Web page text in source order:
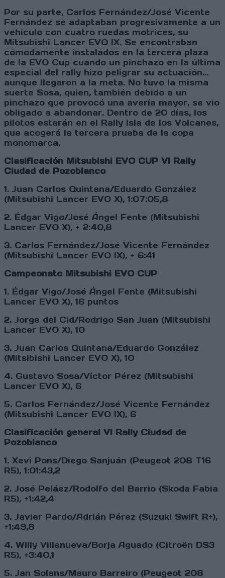
Por su parte, Carlos Fernández/José Vicente
Fernández se adaptaban progresivamente a un
vehículo con cuatro ruedas motrices, su
Mitsubishi Lancer EVO IX. Se encontraban
cómodamente instalados en la tercera plaza
de la EVO Cup cuando un pinchazo en la última
especial del rally hizo peligrar su actuación...
aunque llegaron a la meta. No tuvo la misma
suerte Sosa, quien, también debido a un
pinchazo que provocó una avería mayor, se vio
obligado a abandonar. Dentro de 20 días, los
pilotos estarán en el Rally Isla de los Volcanes,
que acogerá la tercera prueba de la copa
monomarca.
Clasificación Mitsubishi EVO CUP VI Rally
Ciudad de Pozoblanco
1. Juan Carlos Quintana/Eduardo González
(Mitsubishi Lancer EVO X), 1:07:05,8
2. Édgar Vigo/José Ángel Fente (Mitsubishi
Lancer EVO X), + 2:40,8
3. Carlos Fernández/José Vicente Fernández
(Mitsubishi Lancer EVO IX), + 6:41
Campeonato Mitsubishi EVO CUP
1. Édgar Vigo/José Ángel Fente (Mitsubishi
Lancer EVO X), 16 puntos
2. Jorge del Cid/Rodrigo San Juan (Mitsubishi
Lancer EVO X), 10
3. Juan Carlos Quintana/Eduardo González
(Mitsibishi Lancer EVO X), 10
4. Gustavo Sosa/Víctor Pérez (Mitsubishi
Lancer EVO X), 6
5. Carlos Fernández/José Vicente Fernández
(Mitsubishi Lancer EVO IX), 6
Clasificación general VI Rally Ciudad de
Pozoblanco
1. Xevi Pons/Diego Sanjuán (Peugeot 208 T16
R5), 1:01:43,2
2. José Peláez/Rodolfo del Barrio (Skoda Fabia
R5), +1:42,4
3. Javier Pardo/Adrián Pérez (Suzuki Swift R+),
+1:49,8
4. Willy Villanueva/Borja Aguado (Citroën DS3
R5), +3:40,1
5. Jan Solans/Mauro Barreiro (Peugeot 208